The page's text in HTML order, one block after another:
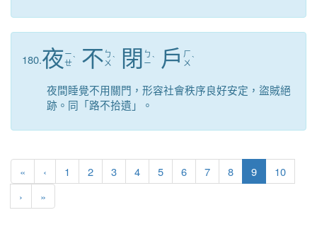
180.夜ㄧ
ㄝˋ 不 ㄅ
ㄨ ˋ 閉 ㄅ
ㄧˋ 戶 ㄏ
ㄨ ˋ
夜間睡覺不用關門，形容社會秩序良好安定，盜賊絕
跡。同「路不拾遺」。
« 第一頁
‹ 上一頁
1 2 3 4 5 6 7 8 9(目前頁次)
10
› 下一頁
»